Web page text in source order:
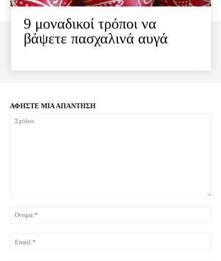
9 μοναδικοί τρόποι να
βάψετε πασχαλινά αυγά
ΑΦΗΣΤΕ ΜΙΑ ΑΠΑΝΤΗΣΗ